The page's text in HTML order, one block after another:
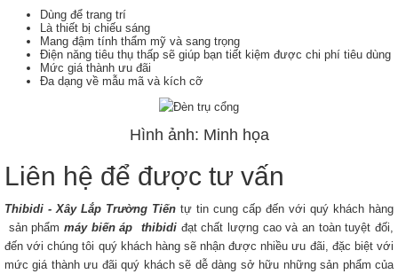
Dùng để trang trí
Là thiết bị chiếu sáng
Mang đậm tính thẩm mỹ và sang trọng
Điện năng tiêu thụ thấp sẽ giúp bạn tiết kiệm được chi phí tiêu dùng
Mức giá thành ưu đãi
Đa dạng về mẫu mã và kích cỡ
Hình ảnh: Minh họa
Liên hệ để được tư vấn
Thibidi - Xây Lắp Trường Tiến tự tin cung cấp đến với quý khách hàng
sản phẩmmáy biến áp thibidiđạt chất lượng cao và an toàn tuyệt đối,
đến với chúng tôi quý khách hàng sẽ nhận được nhiều ưu đãi, đặc biệt với
mức giá thành ưu đãi quý khách sẽ dễ dàng sở hữu những sản phẩm của